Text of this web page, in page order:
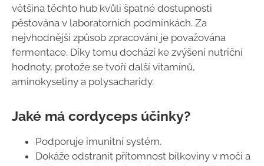
většina těchto hub kvůli špatné dostupnosti
pěstována v laboratorních podmínkách. Za
nejvhodnější způsob zpracování je považována
fermentace. Díky tomu dochází ke zvýšení nutriční
hodnoty, protože se tvoří další vitamínů,
aminokyseliny a polysacharidy.
Jaké má cordyceps účinky?
Podporuje imunitní systém.
Dokáže odstranit přítomnost bílkoviny v moči a